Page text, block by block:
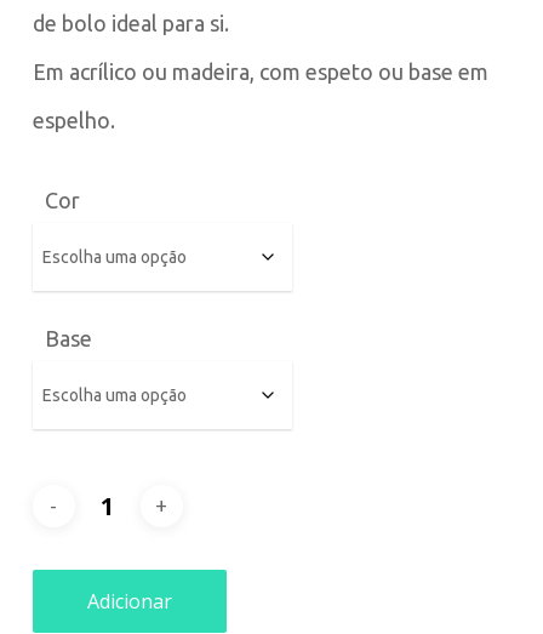
de bolo ideal para si.
Em acrílico ou madeira, com espeto ou base em
espelho.
Cor
Base
Adicionar